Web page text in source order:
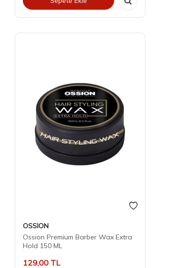
OSSION
Ossion Premium Barber Wax Extra
Hold 150 ML
129,00TL